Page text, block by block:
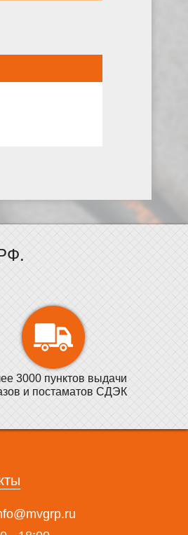
3000 пунктов выдачи
и постаматов СДЭК